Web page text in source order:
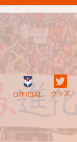
OFFICIAL グッズ